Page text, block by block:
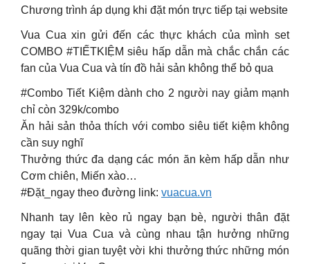
Chương trình áp dụng khi đặt món trực tiếp tại website
Vua Cua xin gửi đến các thực khách của mình set
COMBO #TIẾTKIỆM siêu hấp dẫn mà chắc chắn các
fan của Vua Cua và tín đồ hải sản không thể bỏ qua
#Combo Tiết Kiệm dành cho 2 người nay giảm mạnh
chỉ còn 329k/combo
Ăn hải sản thỏa thích với combo siêu tiết kiệm không
cần suy nghĩ
Thưởng thức đa dạng các món ăn kèm hấp dẫn như
Cơm chiên, Miến xào…
#Đặt_ngay theo đường link: vuacua.vn
Nhanh tay lên kèo rủ ngay bạn bè, người thân đặt
ngay tại Vua Cua và cùng nhau tận hưởng những
quãng thời gian tuyệt vời khi thưởng thức những món